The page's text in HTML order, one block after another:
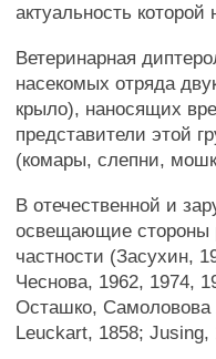
актуальность
Ветеринарная
насекомых отряда
крыло), наносящих
представители этой
(комары, слепни,
В отечественной и
освещающие стороны
частности (Засухин,
Чеснова, 1962, 1974,
Осташко, Самоловова
Leuckart, 1858; Jusing,